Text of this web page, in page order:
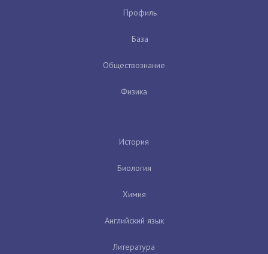
Профиль
База
Обществознание
Физика
История
Биология
Химия
Английский язык
Литература